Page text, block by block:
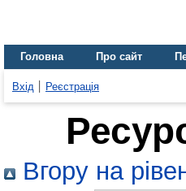
Головна Про сайт
Вхід Реєстрація
Вгору на